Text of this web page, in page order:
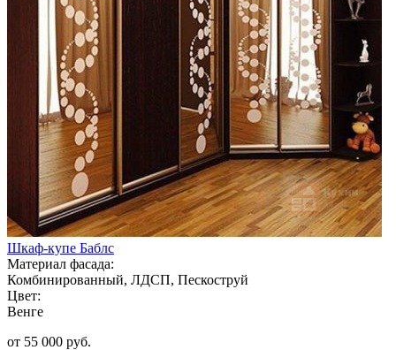
Шкаф-купе Баблс
Материал фасада:
Комбинированный, ЛДСП, Пескоструй
Цвет:
Венге
от 55 000 руб.